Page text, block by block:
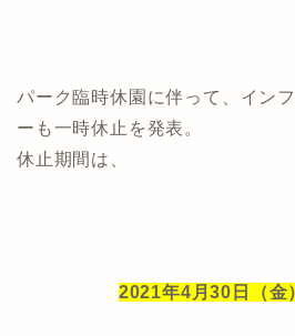
パーク臨時休園に伴って、イン
ーも一時休止を発表。
休止期間は、
2021年4月30日（金